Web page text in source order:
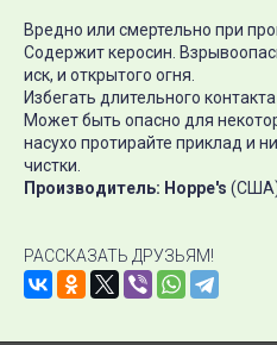
Вредно или смертельно при
Содержит керосин.
иск, и открытого огня.
Избегать длительного
Может быть опасно для
насухо протирайте приклад и
чистки.
Производитель: Hoppe's
РАССКАЗАТЬ ДРУЗЬЯМ!